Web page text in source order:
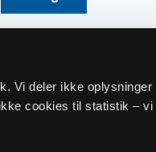
Vi deler ikke oplysninger
cookies til statistik – vi